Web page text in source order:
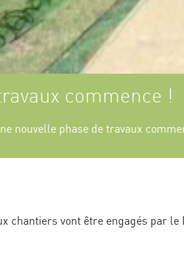
commence !
nouvelle phase de travaux
chantiers vont être engagés par